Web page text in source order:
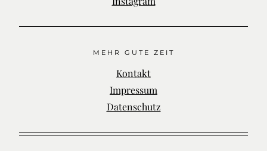
MEHR GUTE ZEIT
Kontakt
Impressum
Datenschutz